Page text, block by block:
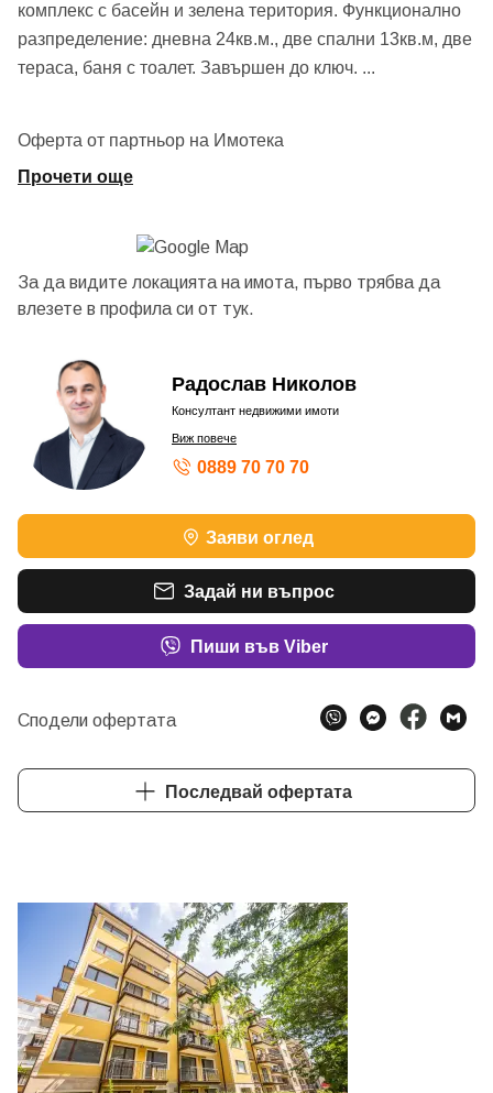
комплекс с басейн и зелена територия. Функционално
разпределение: дневна 24кв.м., две спални 13кв.м, две
тераса, баня с тоалет. Завършен до ключ. ...
Оферта от партньор на Имотека
Прочети още
За да видите локацията на имота, първо трябва да
влезете в профила си от тук.
Радослав Николов
Консултант недвижими имоти
Виж повече
0889 70 70 70
Заяви оглед
Задай ни въпрос
Пиши във Viber
Сподели офертата
Последвай офертата